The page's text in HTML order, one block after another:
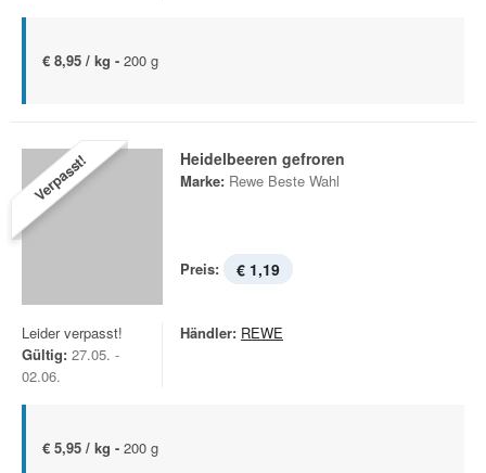
€ 8,95 / kg - 200 g
Verpasst! Heidelbeeren gefroren
Marke: Rewe Beste Wahl
Preis: € 1,19
Leider verpasst!
Gültig: 27.05. -
02.06.
Händler: REWE
€ 5,95 / kg - 200 g